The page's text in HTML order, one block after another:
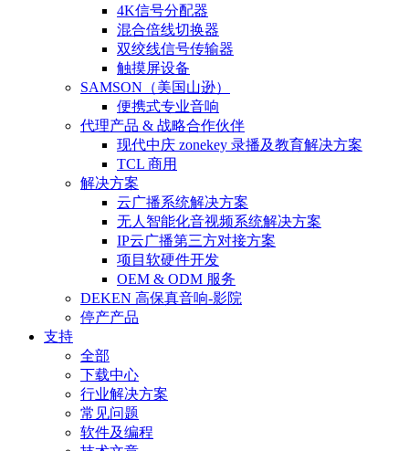
4K信号分配器
混合倍线切换器
双绞线信号传输器
触摸屏设备
SAMSON（美国山逊）
便携式专业音响
代理产品 & 战略合作伙伴
现代中庆 zonekey 录播及教育解决方案
TCL 商用
解决方案
云广播系统解决方案
无人智能化音视频系统解决方案
IP云广播第三方对接方案
项目软硬件开发
OEM & ODM 服务
DEKEN 高保真音响-影院
停产产品
支持
全部
下载中心
行业解决方案
常见问题
软件及编程